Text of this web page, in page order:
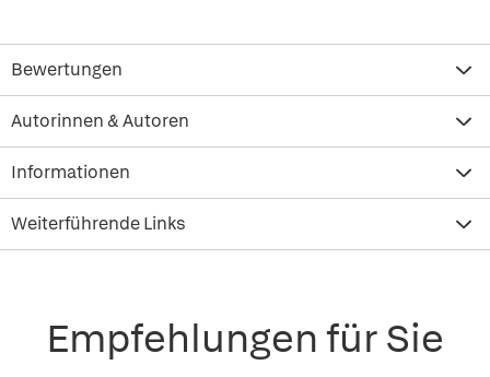
Bewertungen
Autorinnen & Autoren
Informationen
Weiterführende Links
Empfehlungen für Sie